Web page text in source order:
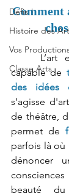
Défis !
Histoire des
Vos
Classe Arts
Comment
capable de
des idées
s’agisse
de théâtre,
permet de
parfois là où
dénoncer
beauté